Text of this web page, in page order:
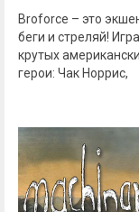
Broforce – это
беги и стреляй!
крутых
герои: Чак Норрис,